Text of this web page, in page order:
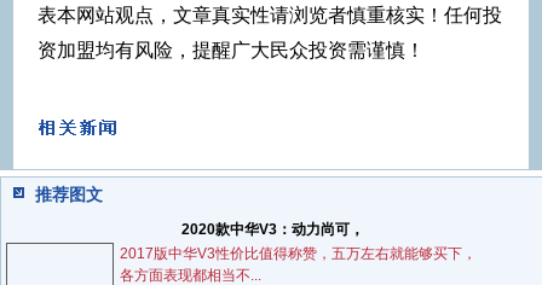
表本网站观点，文章真实性请浏览者慎重核实！任何投
资加盟均有风险，提醒广大民众投资需谨慎！
推荐图文
2020款中华V3：动力尚可，
2017版中华V3性价比值得称赞，五万左右就能够买下，
各方面表现都相当不...